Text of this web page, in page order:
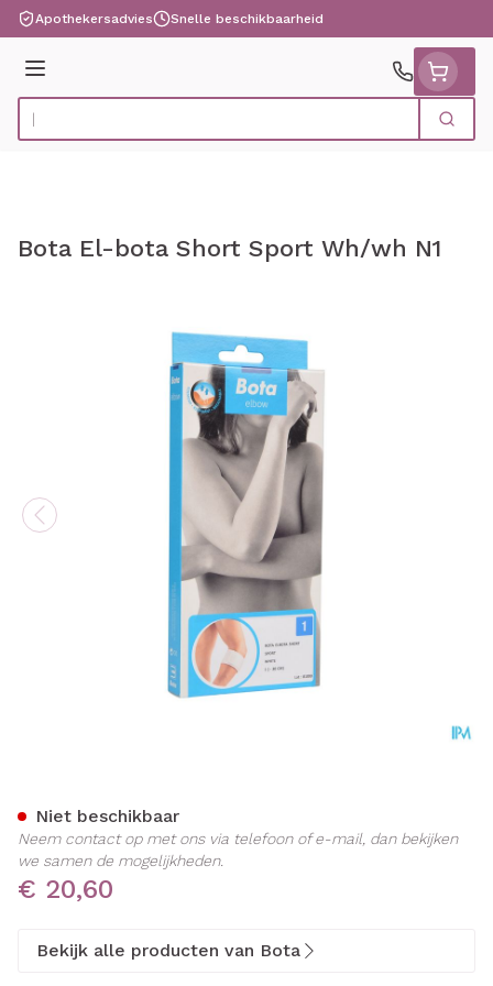
Ga naar de inhoud
Apothekersadvies Snelle beschikbaarheid
Menu
Product, merk, categorie... Zoek
Bota El-bota Short Sport Wh/wh N1
€ 20,60
Niet beschikbaar
Neem contact op met ons via telefoon of e-mail, dan bekijken
we samen de mogelijkheden.
Bekijk alle producten van Bota